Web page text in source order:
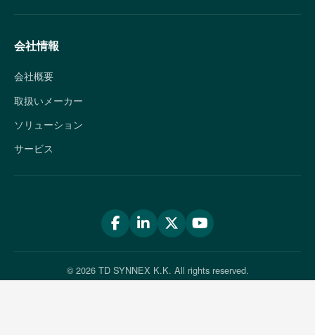
会社情報
会社概要
取扱いメーカー
ソリューション
サービス
© 2026 TD SYNNEX K.K. All rights reserved.